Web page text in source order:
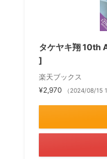
タケヤキ翔 10th
]
楽天ブックス
¥2,970
（2024/08/15